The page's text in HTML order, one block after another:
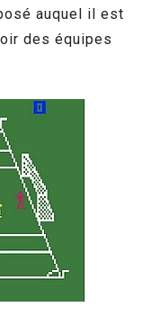
auquel il est
des équipes